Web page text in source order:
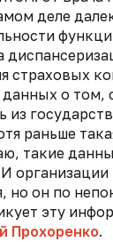
деле
страховых
о том,
из
раньше
такие
организации
но он по
эту
Прохоренко.